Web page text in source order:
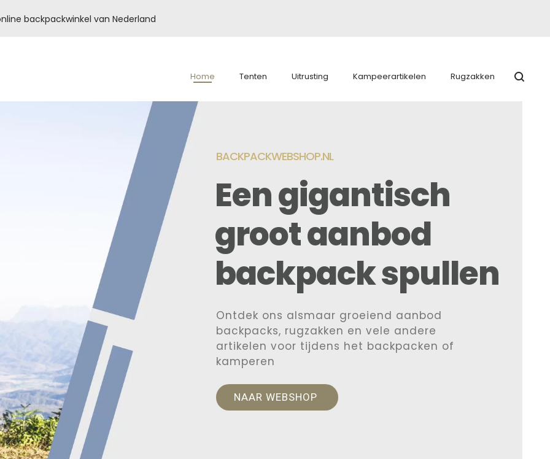
backpackwinkel van Nederland
Home Tenten Uitrusting Kampeerartikelen Rugzakken
BACKPACKWEBSHOP.NL
Een gigantisch
groot aanbod
backpack spullen
Ontdek ons alsmaar groeiend aanbod
backpacks, rugzakken en vele andere
artikelen voor tijdens het backpacken of
kamperen
NAAR WEBSHOP